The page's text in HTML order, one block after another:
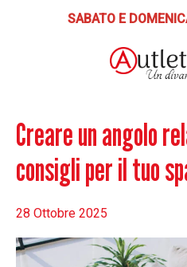
SABATO E
📣 SCONTI E PROMOZIONI
PRODOTTI
Poltrone Relax Lift
LETTI-MATERASSI
Letti, Reti, Materassi, Guanciali
BLOG
Creare un angolo
consigli per il tuo
28 Ottobre 2025